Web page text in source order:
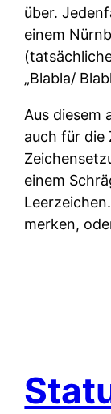
über.
einem
„Blabla/
Aus diesem
auch für die
einem
merken,